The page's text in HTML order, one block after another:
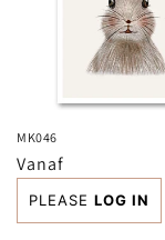
MK046
Normale
prijs
Vanaf
PLEASE LOG IN